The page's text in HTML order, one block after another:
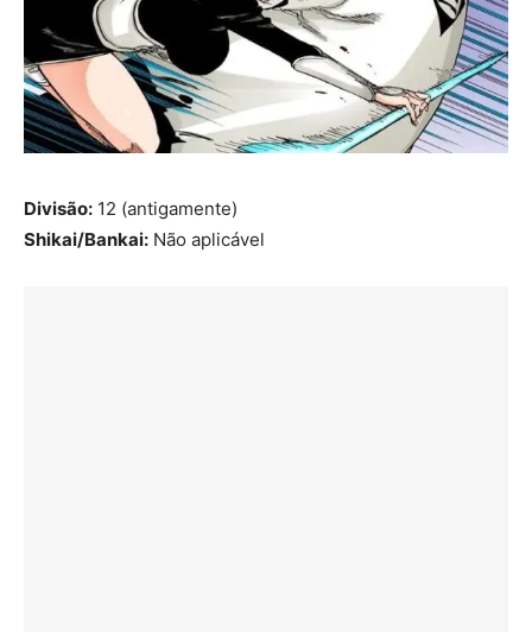
Divisão: 12 (antigamente)
Shikai/Bankai: Não aplicável